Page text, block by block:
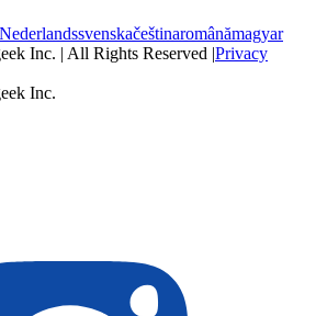
Nederlandssvenskačeštinaromânămagyar
Inc. | All Rights Reserved |Privacy
Inc.